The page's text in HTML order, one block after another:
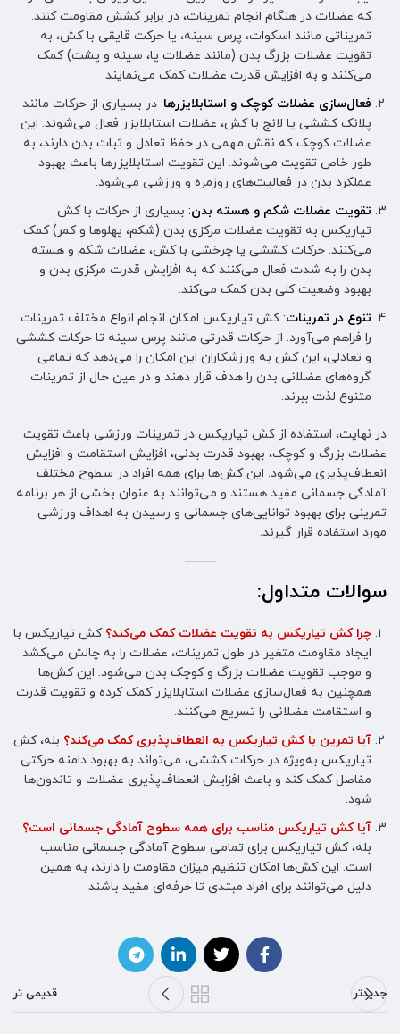
که عضلات در هنگام انجام تمرینات، در برابر کشش مقاومت کنند.
تمریناتی مانند اسکوات، پرس سینه، یا حرکت قایقی با کش، به
تقویت عضلات بزرگ بدن (مانند عضلات پا، سینه و پشت) کمک
می‌کنند و به افزایش قدرت عضلات کمک می‌نمایند.
فعال‌سازی عضلات کوچک و استابلایزرها: در بسیاری از حرکات مانند
پلانک کششی یا لانج با کش، عضلات استابلایزر فعال می‌شوند. این
عضلات کوچک که نقش مهمی در حفظ تعادل و ثبات بدن دارند، به
طور خاص تقویت می‌شوند. این تقویت استابلایزرها باعث بهبود
عملکرد بدن در فعالیت‌های روزمره و ورزشی می‌شود.
تقویت عضلات شکم و هسته بدن: بسیاری از حرکات با کش
تیاریکس به تقویت عضلات مرکزی بدن (شکم، پهلوها و کمر) کمک
می‌کنند. حرکات کششی یا چرخشی با کش، عضلات شکم و هسته
بدن را به شدت فعال می‌کنند که به افزایش قدرت مرکزی بدن و
بهبود وضعیت کلی بدن کمک می‌کند.
تنوع در تمرینات:کش تیاریکس امکان انجام انواع مختلف تمرینات
را فراهم می‌آورد. از حرکات قدرتی مانند پرس سینه تا حرکات کششی
و تعادلی، این کش به ورزشکاران این امکان را می‌دهد که تمامی
گروه‌های عضلانی بدن را هدف قرار دهند و در عین حال از تمرینات
متنوع لذت ببرند.
در نهایت، استفاده از کش تیاریکس در تمرینات ورزشی باعث تقویت
عضلات بزرگ و کوچک، بهبود قدرت بدنی، افزایش استقامت و افزایش
انعطاف‌پذیری می‌شود. این کش‌ها برای همه افراد در سطوح مختلف
آمادگی جسمانی مفید هستند و می‌توانند به عنوان بخشی از هر برنامه
تمرینی برای بهبود توانایی‌های جسمانی و رسیدن به اهداف ورزشی
مورد استفاده قرار گیرند.
سوالات متداول:
چرا کش تیاریکس به تقویت عضلات کمک می‌کند؟ کش تیاریکس با
ایجاد مقاومت متغیر در طول تمرینات، عضلات را به چالش می‌کشد
و موجب تقویت عضلات بزرگ و کوچک بدن می‌شود. این کش‌ها
همچنین به فعال‌سازی عضلات استابلایزر کمک کرده و تقویت قدرت
و استقامت عضلانی را تسریع می‌کنند.
آیا تمرین با کش تیاریکس به انعطاف‌پذیری کمک می‌کند؟ بله، کش
تیاریکس به‌ویژه در حرکات کششی، می‌تواند به بهبود دامنه حرکتی
مفاصل کمک کند و باعث افزایش انعطاف‌پذیری عضلات و تاندون‌ها
شود.
آیا کش تیاریکس مناسب برای همه سطوح آمادگی جسمانی است؟
بله، کش تیاریکس برای تمامی سطوح آمادگی جسمانی مناسب
است. این کش‌ها امکان تنظیم میزان مقاومت را دارند، به همین
دلیل می‌توانند برای افراد مبتدی تا حرفه‌ای مفید باشند.
جدیدتر قدیمی تر